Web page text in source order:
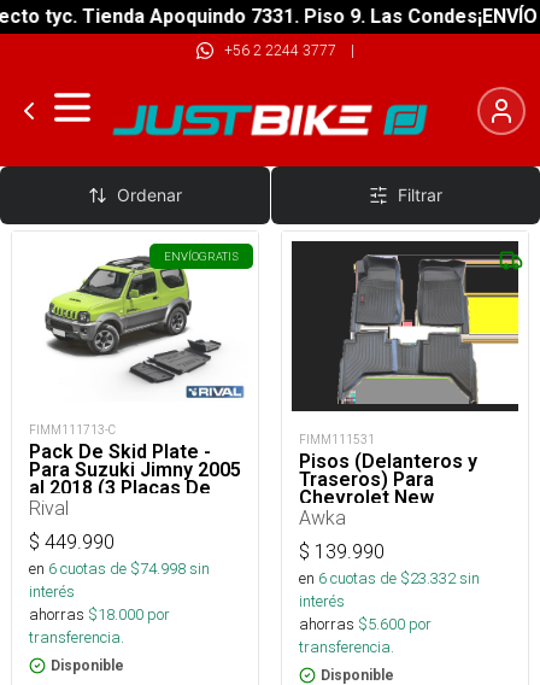
tyc. Tienda Apoquindo 7331. Piso 9. Las Condes
+56 2 2244 3777 |
Kit Pisos Autos
Ordenar Filtrar
ENVÍOGRATIS
FIMM111713-C
Pack De Skid Plate -
Para Suzuki Jimny 2005
al 2018 (3 Placas De
Acero 3mm)
Rival
$ 449.990
en 6cuotas de $74.998sin
interés
ahorras $18.000 por
transferencia.
Disponible
FIMM111531
Pisos (Delanteros y
Traseros) Para
Chevrolet New
Colorado S10
Awka
$ 139.990
en 6cuotas de $23.332sin
interés
ahorras $5.600 por
transferencia.
Disponible